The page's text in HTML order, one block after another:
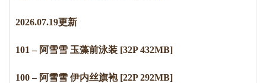
2026.07.19更新
101 – 阿雪雪 玉藻前泳装 [32P 432MB]
100 – 阿雪雪 伊内丝旗袍 [22P 292MB]